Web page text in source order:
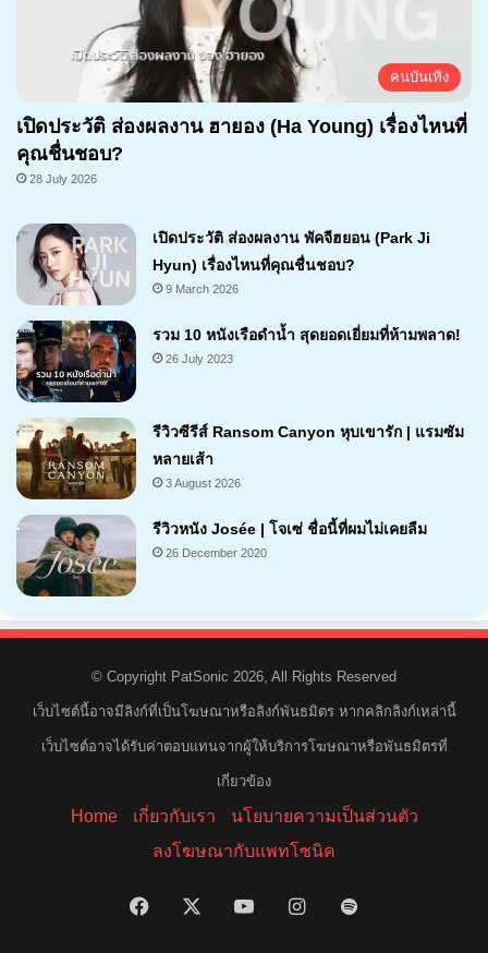
คนบันเทิง
เปิดประวัติ ส่องผลงาน ฮายอง (Ha Young) เรื่องไหนที่
คุณชื่นชอบ?
28 July 2026
เปิดประวัติ ส่องผลงาน พัคจีฮยอน (Park Ji
Hyun) เรื่องไหนที่คุณชื่นชอบ?
9 March 2026
รวม 10 หนังเรือดำน้ำ สุดยอดเยี่ยมที่ห้ามพลาด!
26 July 2023
7.1
รีวิวซีรีส์ Ransom Canyon หุบเขารัก | แรมซัม
หลายเส้า
3 August 2026
7.2
รีวิวหนัง Josée | โจเซ่ ชื่อนี้ที่ผมไม่เคยลืม
26 December 2020
© Copyright PatSonic 2026, All Rights Reserved
เว็บไซต์นี้อาจมีลิงก์ที่เป็นโฆษณาหรือลิงก์พันธมิตร หากคลิกลิงก์เหล่านี้
เว็บไซต์อาจได้รับค่าตอบแทนจากผู้ให้บริการโฆษณาหรือพันธมิตรที่
เกี่ยวข้อง
Home เกี่ยวกับเรา
นโยบายความเป็นส่วนตัว
ลงโฆษณากับแพทโซนิค
Facebook YouTubeInstagramSpotify